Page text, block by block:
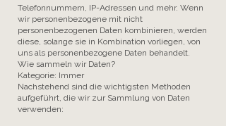
Telefonnummern, IP-Adressen und mehr. Wenn
wir personenbezogene mit nicht
personenbezogenen Daten kombinieren, werden
diese, solange sie in Kombination vorliegen, von
uns als personenbezogene Daten behandelt.
Wie sammeln wir Daten?
Kategorie: Immer
Nachstehend sind die wichtigsten Methoden
aufgeführt, die wir zur Sammlung von Daten
verwenden: